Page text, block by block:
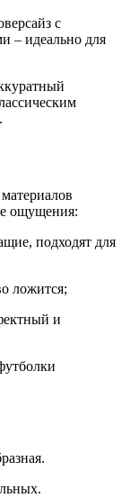
с
– идеально для
ощущения:
подходят для
ложится;
и